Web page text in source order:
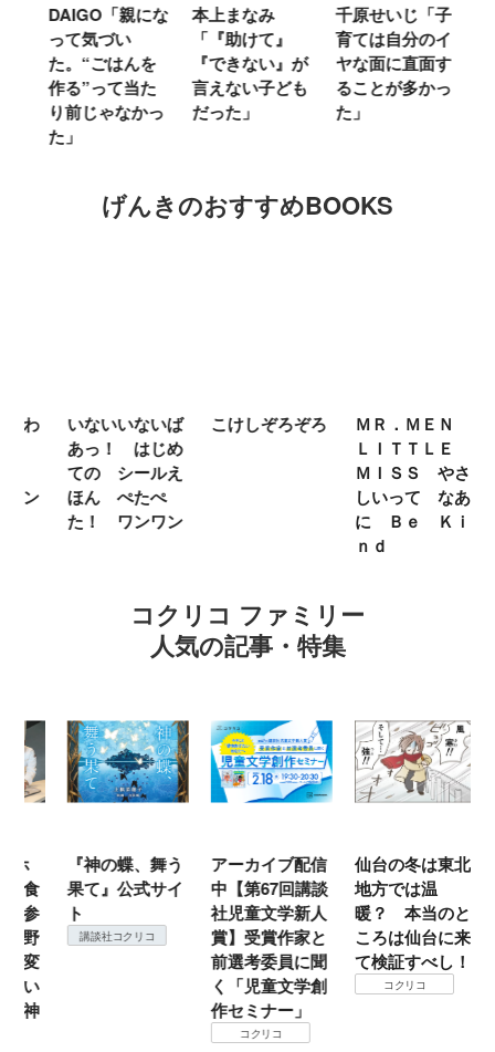
DAIGO「親にな
って気づい
た。“ごはんを
作る”って当た
り前じゃなかっ
た」
本上まなみ
「『助けて』
『できない』が
言えない子ども
だった」
千原せいじ「子
育ては自分のイ
ヤな面に直面す
ることが多かっ
た」
げんきのおすすめBOOKS
いないいないば
あっ！ はじめ
ての シールえ
ほん ぺたぺ
た！ ワンワン
こけしぞろぞろ
ＭＲ．ＭＥＮ
ＬＩＴＴＬＥ
ＭＩＳＳ やさ
しいって なあ
に Ｂｅ Ｋｉ
ｎｄ
コクリコ ファミリー
人気の記事・特集
『神の蝶、舞う
果て』公式サイ
講談社コクリコ
アーカイブ配信
中【第67回講談
社児童文学新人
賞】受賞作家と
前選考委員に聞
く「児童文学創
作セミナー」
コクリコ
仙台の冬は東北
地方では温
暖？ 本当のと
ころは仙台に来
て検証すべし！
コクリコ